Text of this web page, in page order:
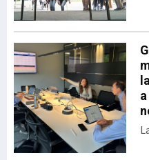
encuentro presentó los 30
proyectos desarrollados
empresas, así como las
sociedades públicas
participantes en una
iniciativa que en la actual
edición se ha enfocado a
aplicaciones en ámbitos
como la energía, la